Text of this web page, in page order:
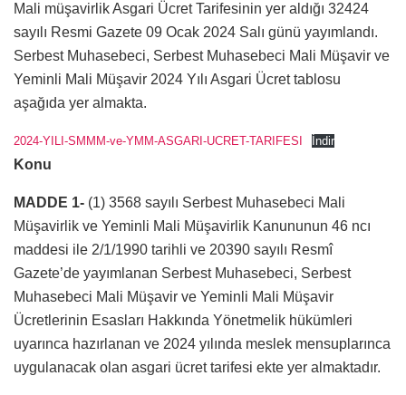
Mali müşavirlik Asgari Ücret Tarifesinin yer aldığı 32424
sayılı Resmi Gazete 09 Ocak 2024 Salı günü yayımlandı.
Serbest Muhasebeci, Serbest Muhasebeci Mali Müşavir ve
Yeminli Mali Müşavir 2024 Yılı Asgari Ücret tablosu
aşağıda yer almakta.
2024-YILI-SMMM-ve-YMM-ASGARI-UCRET-TARIFESI İndir
Konu
MADDE 1- (1) 3568 sayılı Serbest Muhasebeci Mali
Müşavirlik ve Yeminli Mali Müşavirlik Kanununun 46 ncı
maddesi ile 2/1/1990 tarihli ve 20390 sayılı Resmî
Gazete’de yayımlanan Serbest Muhasebeci, Serbest
Muhasebeci Mali Müşavir ve Yeminli Mali Müşavir
Ücretlerinin Esasları Hakkında Yönetmelik hükümleri
uyarınca hazırlanan ve 2024 yılında meslek mensuplarınca
uygulanacak olan asgari ücret tarifesi ekte yer almaktadır.